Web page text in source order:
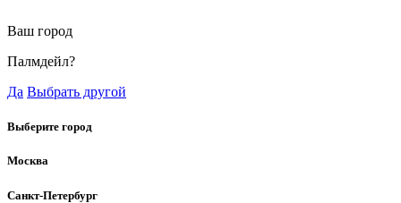
Ваш город
Палмдейл?
Да Выбрать другой
Выберите город
Москва
Санкт-Петербург